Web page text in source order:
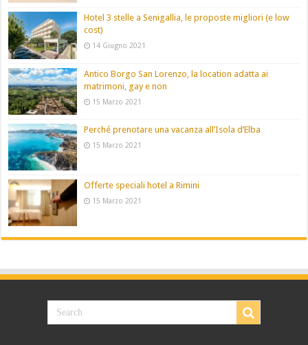
Hotel 3 stelle a Senigallia, le proposte migliori (e low
cost)
14 Giugno 2021
Antico Borgo San Lorenzo, la location adatta ai
matrimoni, gay e non
15 Marzo 2021
Perché prenotare una vacanza all’Isola d’Elba
15 Marzo 2021
Offerte speciali hotel a Rimini
15 Marzo 2021